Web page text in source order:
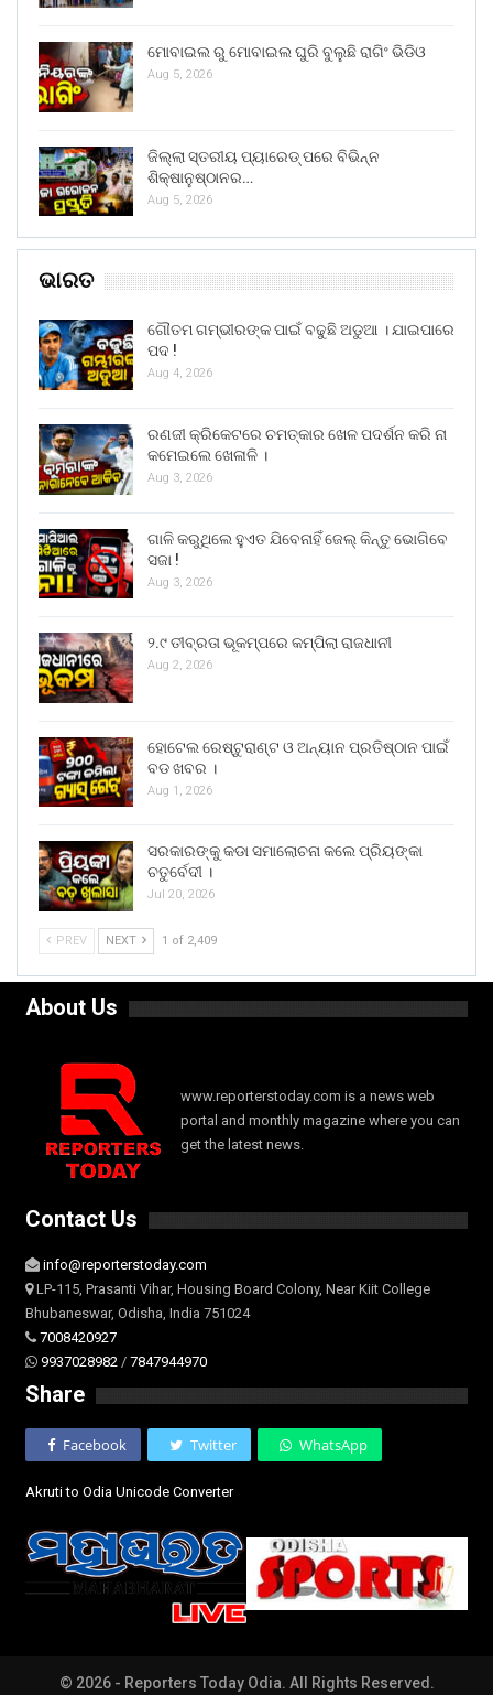
ମୋବାଇଲ ରୁ ମୋବାଇଲ ଘୁରି ବୁଲୁଛି ରାଗିଂ ଭିଡିଓ
Aug 5, 2026
ଜିଲ୍ଲା ସ୍ତରୀୟ ପ୍ୟାରେଡ୍ ପରେ ବିଭିନ୍ନ
ଶିକ୍ଷାନୁଷ୍ଠାନର…
Aug 5, 2026
ଭାରତ
ଗୌତମ ଗମ୍ଭୀରଙ୍କ ପାଇଁ ବଢୁଛି ଅଡୁଆ । ଯାଇପାରେ
ପଦ !
Aug 4, 2026
ରଣଜୀ କ୍ରିକେଟରେ ଚମତ୍କାର ଖେଳ ପଦର୍ଶନ କରି ନା
କମେଇଲେ ଖେଳାଳି ।
Aug 3, 2026
ଗାଳି କରୁଥିଲେ ହୁଏତ ଯିବେନାହିଁ ଜେଲ୍ କିନ୍ତୁ ଭୋଗିବେ
ସଜା !
Aug 3, 2026
୨.୯ ତୀବ୍ରତା ଭୂକମ୍ପରେ କମ୍ପିଲା ରାଜଧାନୀ
Aug 2, 2026
ହୋଟେଲ ରେଷ୍ଟୁରାଣ୍ଟ ଓ ଅନ୍ୟାନ ପ୍ରତିଷ୍ଠାନ ପାଇଁ
ବଡ ଖବର ।
Aug 1, 2026
ସରକାରଙ୍କୁ କଡା ସମାଲୋଚନା କଲେ ପ୍ରିୟଙ୍କା
ଚତୁର୍ବେଦୀ ।
Jul 20, 2026
PREV NEXT 1 of 2,409
About Us
www.reporterstoday.com is a news web
portal and monthly magazine where you can
get the latest news.
Contact Us
info@reporterstoday.com
LP-115, Prasanti Vihar, Housing Board Colony, Near Kiit College
Bhubaneswar, Odisha, India 751024
7008420927
9937028982 / 7847944970
Share
Facebook Twitter WhatsApp
Akruti to Odia Unicode Converter
© 2026 - Reporters Today Odia. All Rights Reserved.